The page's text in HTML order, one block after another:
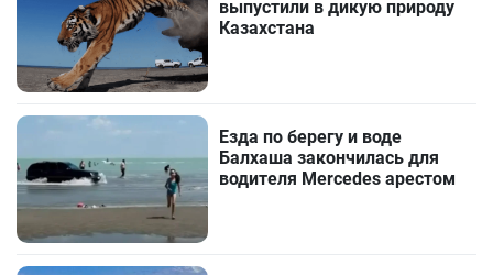
выпустили в дикую природу
Казахстана
Езда по берегу и воде
Балхаша закончилась для
водителя Mercedes арестом